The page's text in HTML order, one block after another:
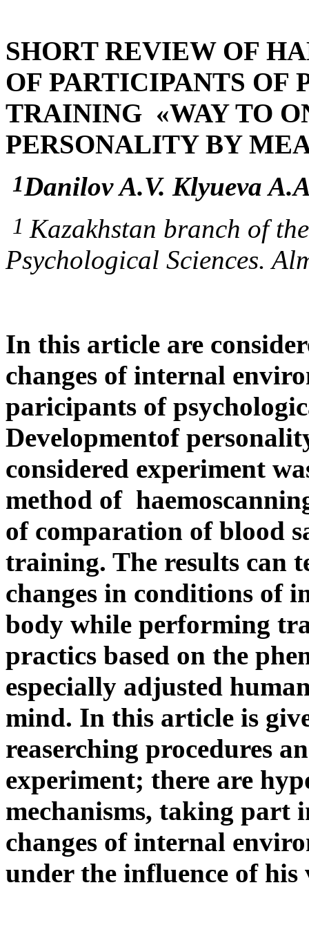
SHORT REVIEW OF
OF PARTICIPANTS OF
TRAINING «WAY TO
PERSONALITY BY
1Danilov A.V. Klyueva
1 Kazakhstan branch of
Psychological Sciences.
In this article are
changes of internal
paricipants of
Developmentof
considered experiment
method of
of comparation of blood
training. The results can
changes in conditions of
body while performing
practics based on the
especially adjusted
mind. In this article is
reaserching procedures
experiment; there are
mechanisms, taking part
changes of internal
under the influence of his